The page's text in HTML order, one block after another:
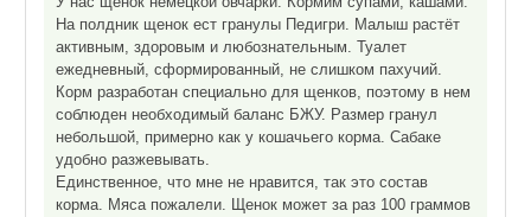
На полдник щенок ест гранулы Педигри. Малыш растёт
активным, здоровым и любознательным. Туалет
ежедневный, сформированный, не слишком пахучий.
Корм разработан специально для щенков, поэтому в нем
соблюден необходимый баланс БЖУ. Размер гранул
небольшой, примерно как у кошачьего корма. Сабаке
удобно разжевывать.
Единственное, что мне не нравится, так это состав
корма. Мяса пожалели. Щенок может за раз 100 граммов